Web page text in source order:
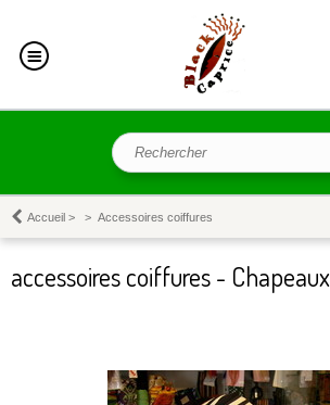
Accueil > > Accessoires coiffures
accessoires coiffures - Chapeaux